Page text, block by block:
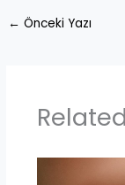
← Önceki Yazı